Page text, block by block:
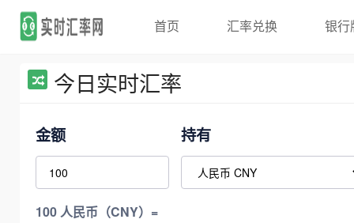
首页 汇率兑换 银行
今日实时汇率
金额 持有
100 人民币（CNY）=